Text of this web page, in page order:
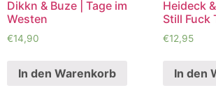
Dikkn & Buze | Tage im
Westen
€14,90
In den Warenkorb
Heideck
Still Fuck
€12,95
In den